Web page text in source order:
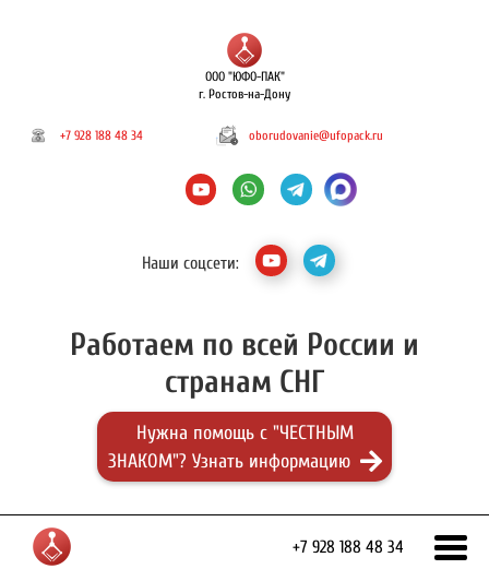
ООО "ЮФО-ПАК"
г. Ростов-на-Дону
+7 928 188 48 34 oborudovanie@ufopack.ru
Наши соцсети:
Работаем по всей России и
странам СНГ
Нужна помощь с "ЧЕСТНЫМ
ЗНАКОМ"? Узнать информацию
+7 928 188 48 34